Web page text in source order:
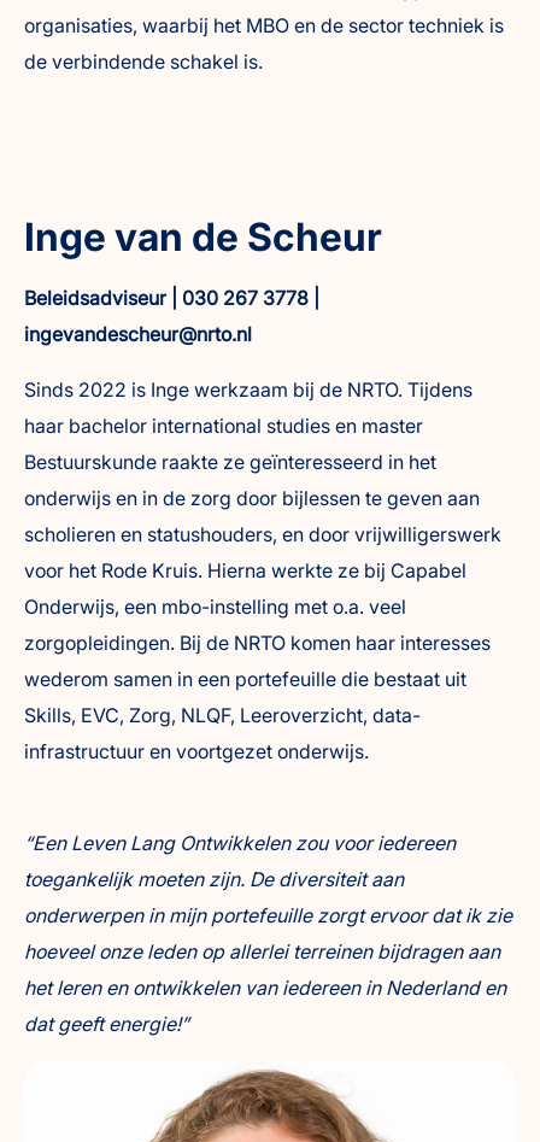
organisaties, waarbij het MBO en de sector techniek is
de verbindende schakel is.
Inge van de Scheur
Beleidsadviseur | 030 267 3778 |
ingevandescheur@nrto.nl
Sinds 2022 is Inge werkzaam bij de NRTO. Tijdens
haar bachelor international studies en master
Bestuurskunde raakte ze geïnteresseerd in het
onderwijs en in de zorg door bijlessen te geven aan
scholieren en statushouders, en door vrijwilligerswerk
voor het Rode Kruis. Hierna werkte ze bij Capabel
Onderwijs, een mbo-instelling met o.a. veel
zorgopleidingen. Bij de NRTO komen haar interesses
wederom samen in een portefeuille die bestaat uit
Skills, EVC, Zorg, NLQF, Leeroverzicht, data-
infrastructuur en voortgezet onderwijs.
“Een Leven Lang Ontwikkelen zou voor iedereen
toegankelijk moeten zijn. De diversiteit aan
onderwerpen in mijn portefeuille zorgt ervoor dat ik zie
hoeveel onze leden op allerlei terreinen bijdragen aan
het leren en ontwikkelen van iedereen in Nederland en
dat geeft energie!”